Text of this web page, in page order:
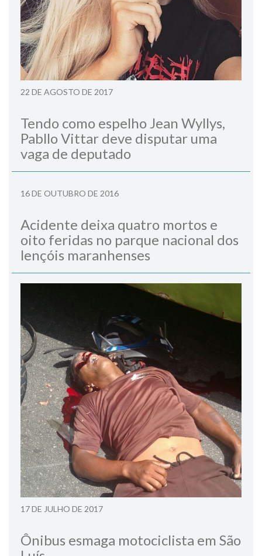
22 DE AGOSTO DE 2017
Tendo como espelho Jean Wyllys,
Pabllo Vittar deve disputar uma
vaga de deputado
16 DE OUTUBRO DE 2016
Acidente deixa quatro mortos e
oito feridas no parque nacional dos
lençóis maranhenses
17 DE JULHO DE 2017
Ônibus esmaga motociclista em São